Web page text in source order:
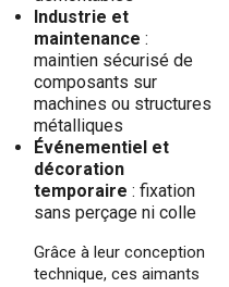
Industrie et
maintenance :
maintien sécurisé de
composants sur
machines ou structures
métalliques
Événementiel et
décoration
temporaire : fixation
sans perçage ni colle
Grâce à leur conception
technique, ces aimants